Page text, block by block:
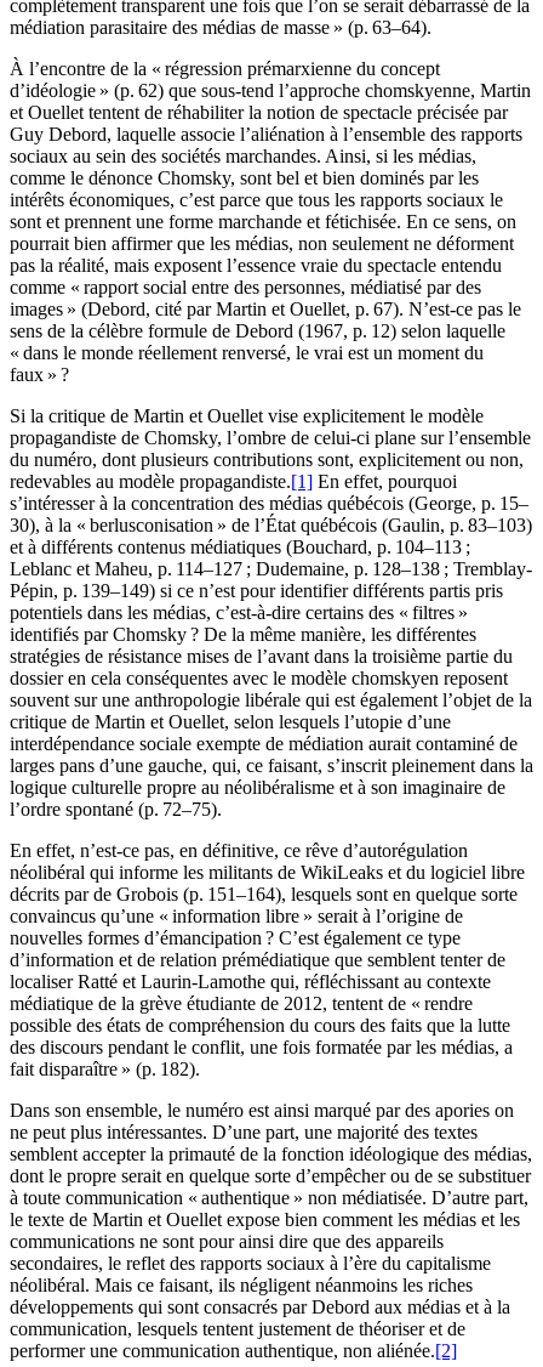
complètement transparent une fois que l’on se serait débarrassé de la
médiation parasitaire des médias de masse » (p. 63–64).
À l’encontre de la « régression prémarxienne du concept
d’idéologie » (p. 62) que sous-tend l’approche chomskyenne, Martin
et Ouellet tentent de réhabiliter la notion de spectacle précisée par
Guy Debord, laquelle associe l’aliénation à l’ensemble des rapports
sociaux au sein des sociétés marchandes. Ainsi, si les médias,
comme le dénonce Chomsky, sont bel et bien dominés par les
intérêts économiques, c’est parce que tous les rapports sociaux le
sont et prennent une forme marchande et fétichisée. En ce sens, on
pourrait bien affirmer que les médias, non seulement ne déforment
pas la réalité, mais exposent l’essence vraie du spectacle entendu
comme « rapport social entre des personnes, médiatisé par des
images » (Debord, cité par Martin et Ouellet, p. 67). N’est-ce pas le
sens de la célèbre formule de Debord (1967, p. 12) selon laquelle
« dans le monde réellement renversé, le vrai est un moment du
faux » ?
Si la critique de Martin et Ouellet vise explicitement le modèle
propagandiste de Chomsky, l’ombre de celui-ci plane sur l’ensemble
du numéro, dont plusieurs contributions sont, explicitement ou non,
redevables au modèle propagandiste.[1] En effet, pourquoi
s’intéresser à la concentration des médias québécois (George, p. 15–
30), à la « berlusconisation » de l’État québécois (Gaulin, p. 83–103)
et à différents contenus médiatiques (Bouchard, p. 104–113 ;
Leblanc et Maheu, p. 114–127 ; Dudemaine, p. 128–138 ; Tremblay-
Pépin, p. 139–149) si ce n’est pour identifier différents partis pris
potentiels dans les médias, c’est-à-dire certains des « filtres »
identifiés par Chomsky ? De la même manière, les différentes
stratégies de résistance mises de l’avant dans la troisième partie du
dossier en cela conséquentes avec le modèle chomskyen reposent
souvent sur une anthropologie libérale qui est également l’objet de la
critique de Martin et Ouellet, selon lesquels l’utopie d’une
interdépendance sociale exempte de médiation aurait contaminé de
larges pans d’une gauche, qui, ce faisant, s’inscrit pleinement dans la
logique culturelle propre au néolibéralisme et à son imaginaire de
l’ordre spontané (p. 72–75).
En effet, n’est-ce pas, en définitive, ce rêve d’autorégulation
néolibéral qui informe les militants de WikiLeaks et du logiciel libre
décrits par de Grobois (p. 151–164), lesquels sont en quelque sorte
convaincus qu’une « information libre » serait à l’origine de
nouvelles formes d’émancipation ? C’est également ce type
d’information et de relation prémédiatique que semblent tenter de
localiser Ratté et Laurin-Lamothe qui, réfléchissant au contexte
médiatique de la grève étudiante de 2012, tentent de « rendre
possible des états de compréhension du cours des faits que la lutte
des discours pendant le conflit, une fois formatée par les médias, a
fait disparaître » (p. 182).
Dans son ensemble, le numéro est ainsi marqué par des apories on
ne peut plus intéressantes. D’une part, une majorité des textes
semblent accepter la primauté de la fonction idéologique des médias,
dont le propre serait en quelque sorte d’empêcher ou de se substituer
à toute communication « authentique » non médiatisée. D’autre part,
le texte de Martin et Ouellet expose bien comment les médias et les
communications ne sont pour ainsi dire que des appareils
secondaires, le reflet des rapports sociaux à l’ère du capitalisme
néolibéral. Mais ce faisant, ils négligent néanmoins les riches
développements qui sont consacrés par Debord aux médias et à la
communication, lesquels tentent justement de théoriser et de
performer une communication authentique, non aliénée.[2]